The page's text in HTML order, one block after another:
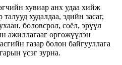
хувиар анх удаа хийж
худалдаа, эдийн засаг,
боловсрол, соёл, эрүүл
ажиллагааг өргөжүүлэн
газар болон байгууллага
үсэг зурна.